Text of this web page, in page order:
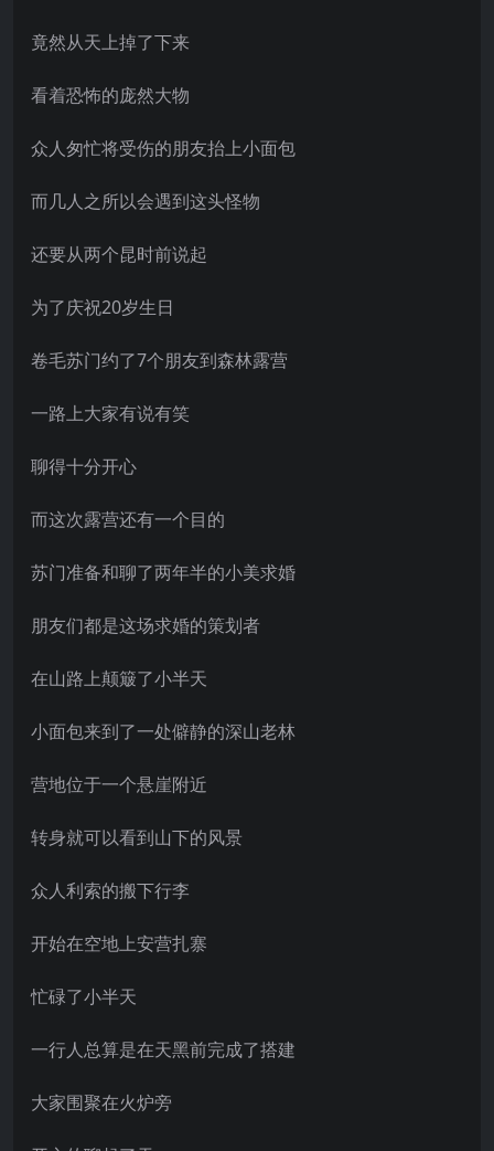
竟然从天上掉了下来
看着恐怖的庞然大物
众人匆忙将受伤的朋友抬上小面包
而几人之所以会遇到这头怪物
还要从两个昆时前说起
为了庆祝20岁生日
卷毛苏门约了7个朋友到森林露营
一路上大家有说有笑
聊得十分开心
而这次露营还有一个目的
苏门准备和聊了两年半的小美求婚
朋友们都是这场求婚的策划者
在山路上颠簸了小半天
小面包来到了一处僻静的深山老林
营地位于一个悬崖附近
转身就可以看到山下的风景
众人利索的搬下行李
开始在空地上安营扎寨
忙碌了小半天
一行人总算是在天黑前完成了搭建
大家围聚在火炉旁